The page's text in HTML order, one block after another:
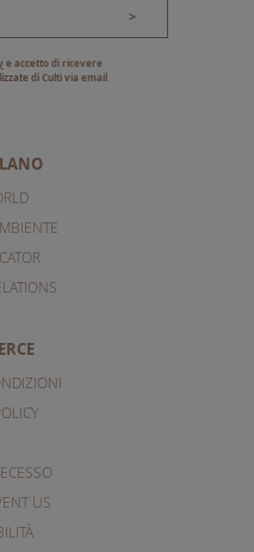
US
>
e accetto di ricevere
di Culti via email